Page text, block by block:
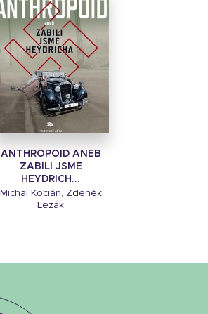
ANTHROPOID ANEB
ZABILI JSME
HEYDRICH...
Michal Kocián, Zdeněk
Ležák